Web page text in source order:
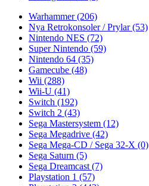
Warhammer(206)
Nya Retrokonsoler / Prylar(53)
Nintendo NES (72)
Super Nintendo (59)
Nintendo 64 (35)
Gamecube (48)
Wii (288)
Wii-U (41)
Switch (192)
Switch 2 (43)
Sega Mastersystem (12)
Sega Megadrive (42)
Sega Mega-CD / Sega 32-X (0)
Sega Saturn (5)
Sega Dreamcast (7)
Playstation 1 (57)